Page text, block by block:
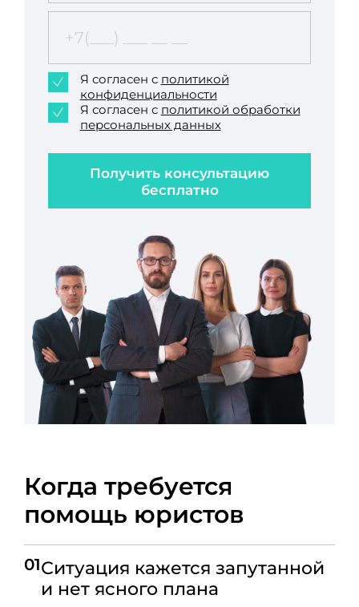
Получить консультацию
бесплатно
Я согласен с политикой
конфиденциальности
Я согласен с политикой обработки
персональных данных
Когда требуется
помощь юристов
01Ситуация кажется запутанной
и нет ясного плана